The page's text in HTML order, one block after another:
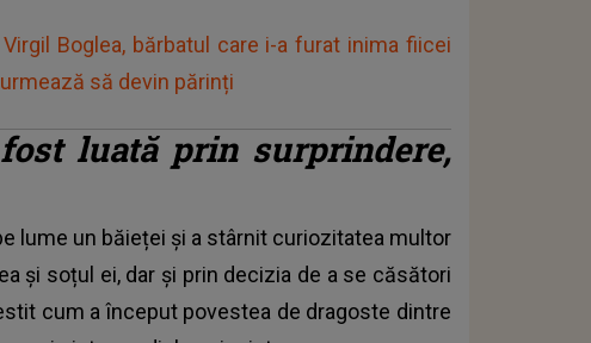
Boglea, bărbatul care i-a furat inima fiicei
să devin părinți
luată prin surprindere,
lume un băieței și a stârnit curiozitatea multor
și soțul ei, dar și prin decizia de a se căsători
cum a început povestea de dragoste dintre